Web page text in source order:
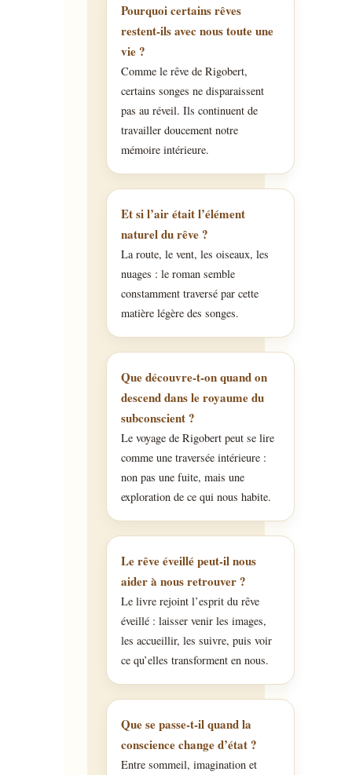
Pourquoi certains rêves
restent-ils avec nous toute une
vie ?
Comme le rêve de Rigobert,
certains songes ne disparaissent
pas au réveil. Ils continuent de
travailler doucement notre
mémoire intérieure.
Et si l’air était l’élément
naturel du rêve ?
La route, le vent, les oiseaux, les
nuages : le roman semble
constamment traversé par cette
matière légère des songes.
Que découvre-t-on quand on
descend dans le royaume du
subconscient ?
Le voyage de Rigobert peut se lire
comme une traversée intérieure :
non pas une fuite, mais une
exploration de ce qui nous habite.
Le rêve éveillé peut-il nous
aider à nous retrouver ?
Le livre rejoint l’esprit du rêve
éveillé : laisser venir les images,
les accueillir, les suivre, puis voir
ce qu’elles transforment en nous.
Que se passe-t-il quand la
conscience change d’état ?
Entre sommeil, imagination et